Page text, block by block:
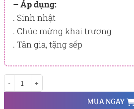
– Áp dụng:
. Sinh nhật
. Chúc mừng khai trương
. Tân gia, tặng sếp
MUA NGAY